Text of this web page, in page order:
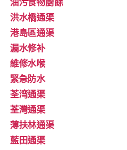
洪水橋通渠
港島區通渠
漏水修补
維修水喉
緊急防水
荃湾通渠
荃灣通渠
薄扶林通渠
藍田通渠